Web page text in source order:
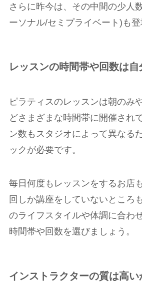
さらに昨今は、その中間の少人
ーソナル/セミプライベート)も登
レッスンの時間帯や回数は自
ピラティスのレッスンは朝のみ
どさまざまな時間帯に開催され
ン数もスタジオによって異なる
ックが必要です。
毎日何度もレッスンをするお店
回しか講座をしていないところ
のライフスタイルや体調に合わ
時間帯や回数を選びましょう。
インストラクターの質は高い